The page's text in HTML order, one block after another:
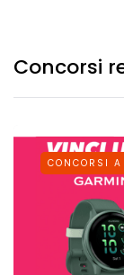
Concorsi
CONCORSI A